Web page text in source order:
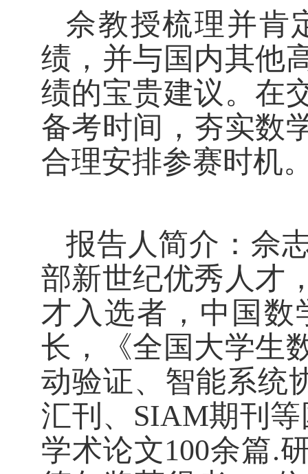
佘教授梳理并肯
绩，并与国内其他
绩的宝贵建议。在
备考时间，夯实数
合理安排参赛时机
报告人简介：佘
部新世纪优秀人才
才入选者，中国
长，《全国大学生
动验证、智能系统
汇刊、SIAM期刊
学术论文100余篇.